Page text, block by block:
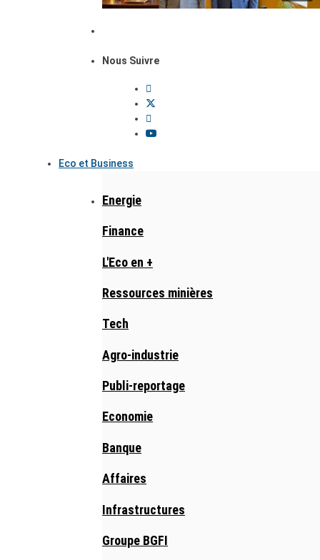
Nous Suivre
Eco et Business
Energie
Finance
L'Eco en +
Ressources minières
Tech
Agro-industrie
Publi-reportage
Economie
Banque
Affaires
Infrastructures
Groupe BGFI